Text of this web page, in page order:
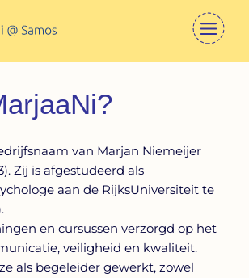
van Marjan Niemeijer
Zij is afgestudeerd als
aan de RijksUniversiteit te
en cursussen verzorgd op het
veiligheid en kwaliteit.
als begeleider gewerkt, zowel